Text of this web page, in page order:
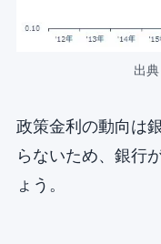
出典
政策金利の動向は
らないため、銀行
ょう。